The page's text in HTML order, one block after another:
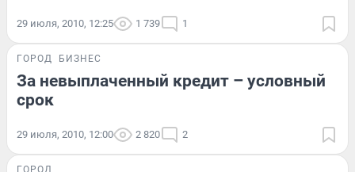
29 июля, 2010, 12:25 1 739 1
ГОРОД БИЗНЕС
За невыплаченный кредит – условный
срок
29 июля, 2010, 12:00 2 820 2